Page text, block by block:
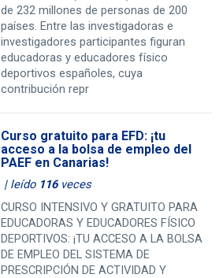
de 232 millones de personas de 200
países. Entre las investigadoras e
investigadores participantes figuran
educadoras y educadores físico
deportivos españoles, cuya
contribución repr
Curso gratuito para EFD: ¡tu
acceso a la bolsa de empleo del
PAEF en Canarias!
| leído 116veces
CURSO INTENSIVO Y GRATUITO PARA
EDUCADORAS Y EDUCADORES FÍSICO
DEPORTIVOS: ¡TU ACCESO A LA BOLSA
DE EMPLEO DEL SISTEMA DE
PRESCRIPCIÓN DE ACTIVIDAD Y